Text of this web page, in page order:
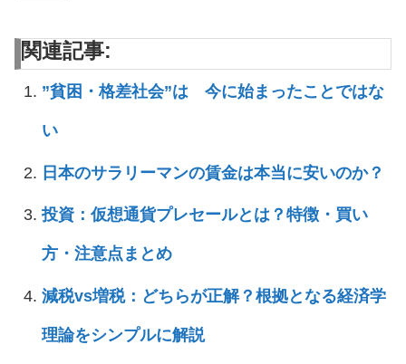
関連記事:
”貧困・格差社会”は 今に始まったことではな
い
日本のサラリーマンの賃金は本当に安いのか？
投資：仮想通貨プレセールとは？特徴・買い
方・注意点まとめ
減税vs増税：どちらが正解？根拠となる経済学
理論をシンプルに解説